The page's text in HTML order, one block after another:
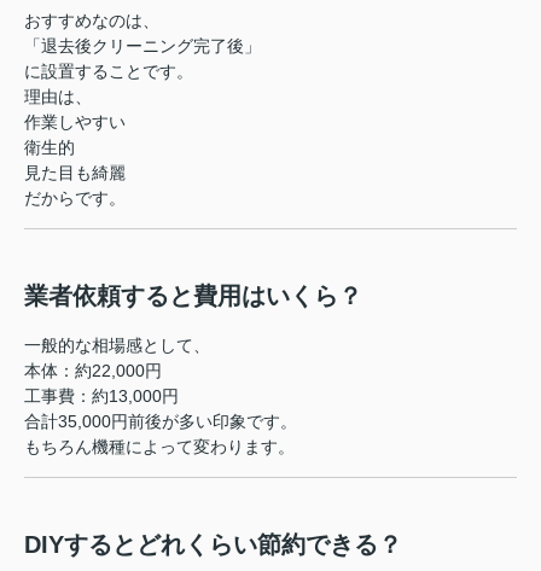
おすすめなのは、
「退去後クリーニング完了後」
に設置することです。
理由は、
作業しやすい
衛生的
見た目も綺麗
だからです。
業者依頼すると費用はいくら？
一般的な相場感として、
本体：約22,000円
工事費：約13,000円
合計35,000円前後が多い印象です。
もちろん機種によって変わります。
DIYするとどれくらい節約できる？